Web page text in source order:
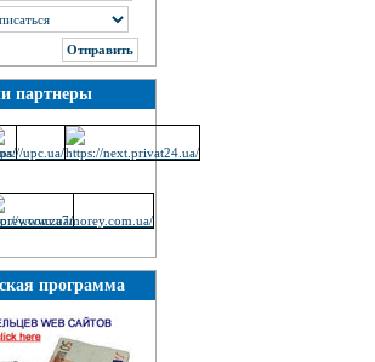
партнеры
программа